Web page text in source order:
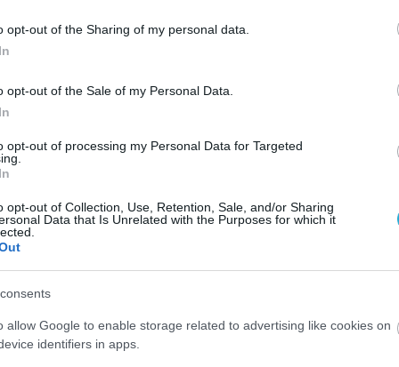
opt-out of the Sharing of my personal data.
opt-out of the Sale of my Personal Data.
opt-out of processing my Personal Data for Targeted
opt-out of Collection, Use, Retention, Sale, and/or Sharing
Data that Is Unrelated with the Purposes for which it
allow Google to enable storage related to advertising like cookies on
identifiers in apps.
η αναπνοή διακόπτεται επανειλημμένα κατά τη
να «ξυπνά» συνεχώς τον οργανισμό για να
να το αντιλαμβάνεται.
και σε πολλές περιπτώσεις παραμένει